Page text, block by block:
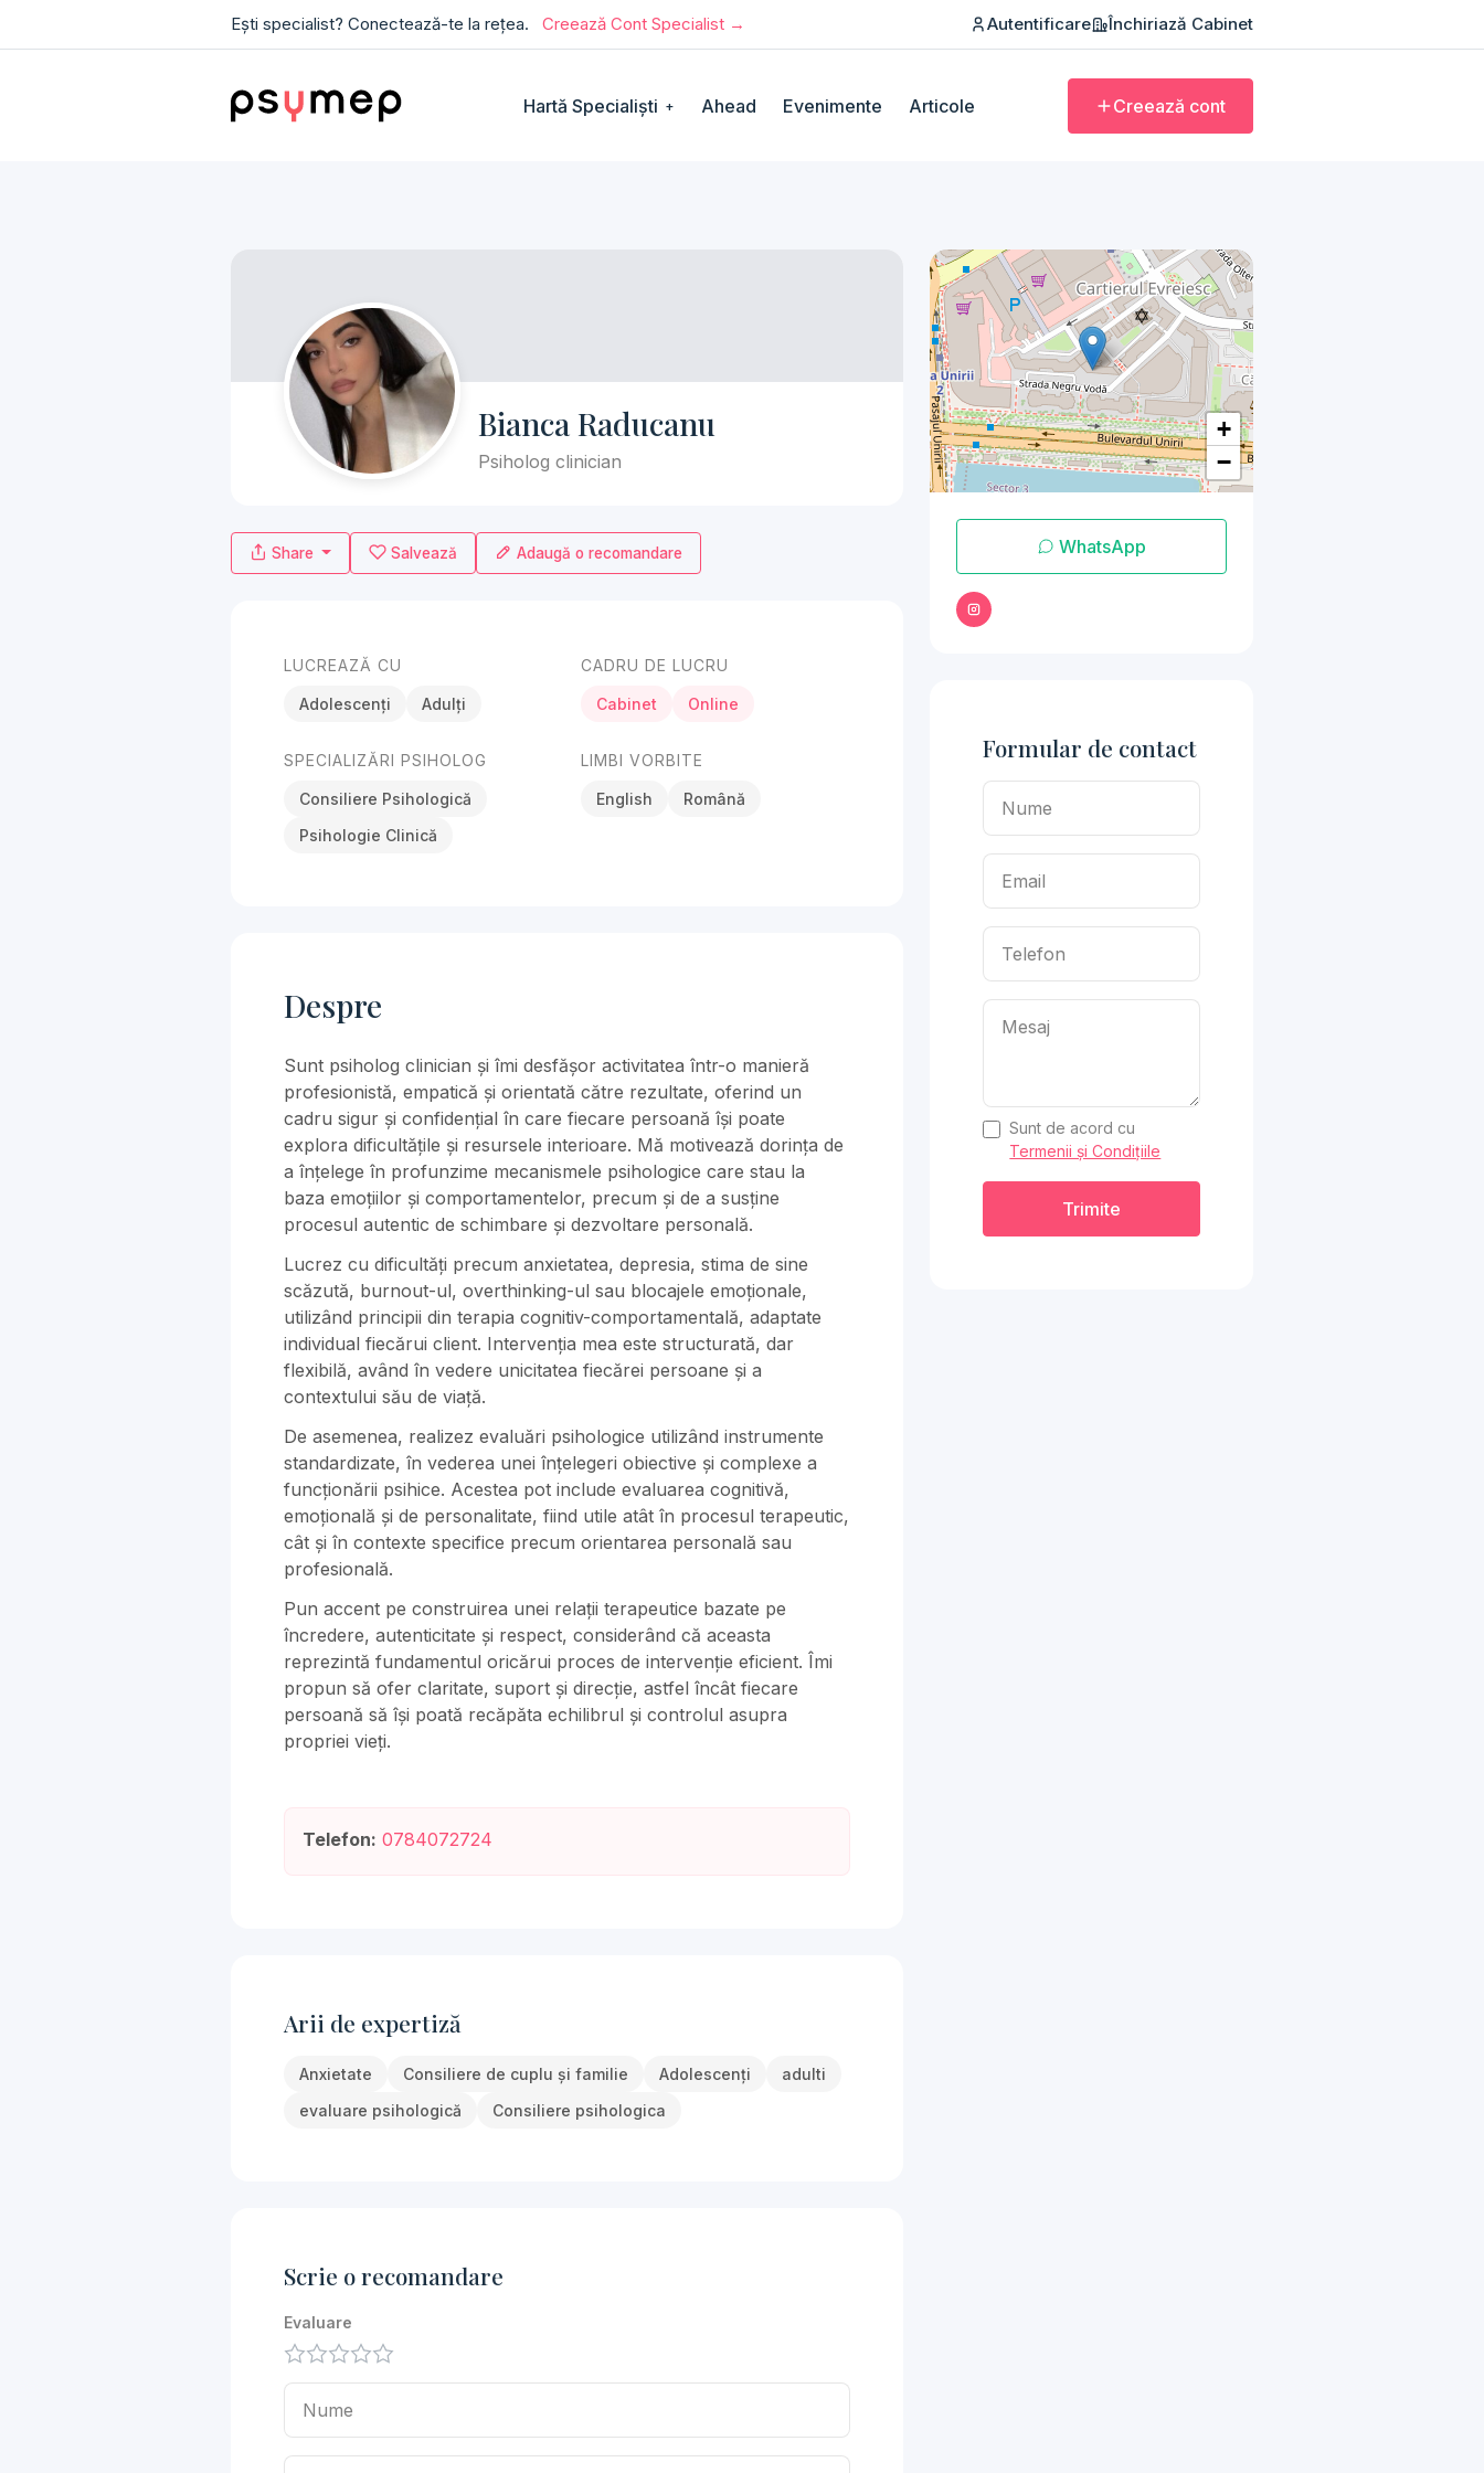
Ești specialist? Conectează-te la rețea. Creează Cont Specialist → Autentificare Închiriază Cabinet
Hartă Specialiști + Ahead Evenimente Articole Creează cont
Bianca Raducanu
Psiholog clinician
Share Salvează Adaugă o recomandare
LUCREAZĂ CU
Adolescenți Adulți
CADRU DE LUCRU
Cabinet Online
SPECIALIZĂRI PSIHOLOG
Consiliere Psihologică
Psihologie Clinică
LIMBI VORBITE
English Română
Despre
Sunt psiholog clinician și îmi desfășor activitatea într-o manieră
profesionistă, empatică și orientată către rezultate, oferind un
cadru sigur și confidențial în care fiecare persoană își poate
explora dificultățile și resursele interioare. Mă motivează dorința de
a înțelege în profunzime mecanismele psihologice care stau la
baza emoțiilor și comportamentelor, precum și de a susține
procesul autentic de schimbare și dezvoltare personală.
Lucrez cu dificultăți precum anxietatea, depresia, stima de sine
scăzută, burnout-ul, overthinking-ul sau blocajele emoționale,
utilizând principii din terapia cognitiv-comportamentală, adaptate
individual fiecărui client. Intervenția mea este structurată, dar
flexibilă, având în vedere unicitatea fiecărei persoane și a
contextului său de viață.
De asemenea, realizez evaluări psihologice utilizând instrumente
standardizate, în vederea unei înțelegeri obiective și complexe a
funcționării psihice. Acestea pot include evaluarea cognitivă,
emoțională și de personalitate, fiind utile atât în procesul terapeutic,
cât și în contexte specifice precum orientarea personală sau
profesională.
Pun accent pe construirea unei relații terapeutice bazate pe
încredere, autenticitate și respect, considerând că aceasta
reprezintă fundamentul oricărui proces de intervenție eficient. Îmi
propun să ofer claritate, suport și direcție, astfel încât fiecare
persoană să își poată recăpăta echilibrul și controlul asupra
propriei vieți.
Telefon: 0784072724
Arii de expertiză
Anxietate Consiliere de cuplu și familie Adolescenți
adulti
evaluare psihologică
Consiliere psihologica
Scrie o recomandare
Evaluare
+
−
WhatsApp
Formular de contact
Sunt de acord cu
Termenii și Condițiile
Trimite